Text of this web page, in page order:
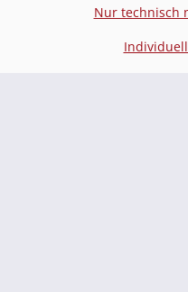
Nur technisch